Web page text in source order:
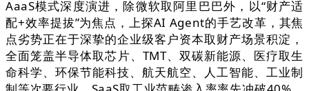
AaaS模式深度演进，除微软取阿里巴巴外，以“财产适
配+效率提拔”为焦点，上探AI Agent的手艺改革，其焦
点劣势正在于深挚的企业级客户资本取财产场景积淀，
全面笼盖半导体取芯片、TMT、双碳新能源、医疗取生
命科学、环保节能科技、航天航空、人工智能、工业制